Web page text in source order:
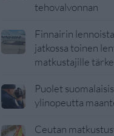
tehovalvonnan
Finnairin
jatkossa toinen
matkustajille
Puolet
ylinopeutta
Ceutan